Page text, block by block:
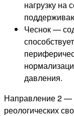
нагрузку на
Чеснок —
давления.
Направление 2 —
реологических